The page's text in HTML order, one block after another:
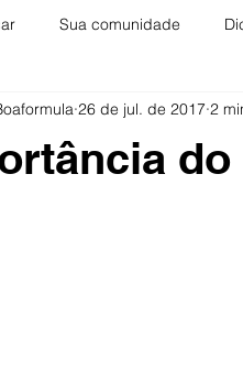
Sua comunidade
Farmacêuticas Boaformula
do
26 de jul. de 2017 2